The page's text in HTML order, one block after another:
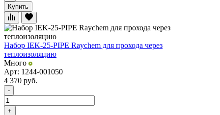
Купить
Набор IEK-25-PIPE Raychem для прохода через
теплоизоляцию
Много
Арт: 1244-001050
4 370 руб.
-
+